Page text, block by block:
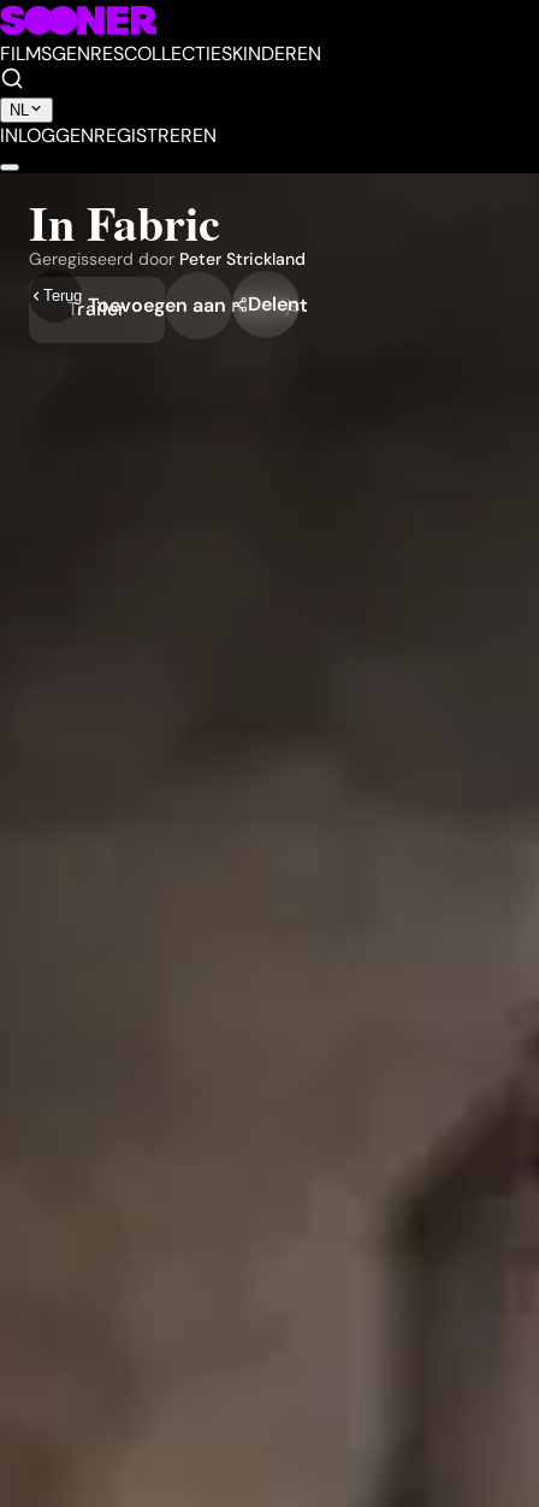
FILMSGENRESCOLLECTIESKINDEREN
NL
INLOGGENREGISTREREN
Terug
In Fabric
Geregisseerd door Peter Strickland
Trailer
Toevoegen aan mijn lijst
Delen